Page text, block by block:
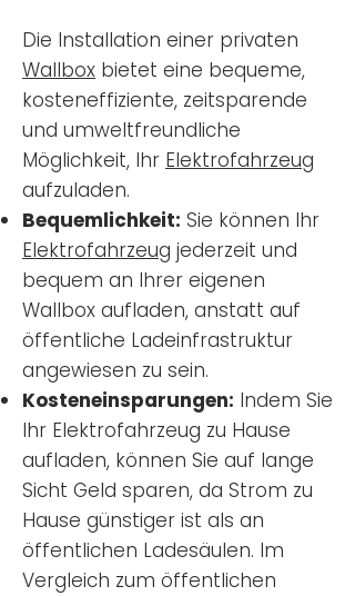
Die Installation einer privaten
Wallbox bietet eine bequeme,
kosteneffiziente, zeitsparende
und umweltfreundliche
Möglichkeit, Ihr Elektrofahrzeug
aufzuladen.
Bequemlichkeit: Sie können Ihr
Elektrofahrzeug jederzeit und
bequem an Ihrer eigenen
Wallbox aufladen, anstatt auf
öffentliche Ladeinfrastruktur
angewiesen zu sein.
Kosteneinsparungen: Indem Sie
Ihr Elektrofahrzeug zu Hause
aufladen, können Sie auf lange
Sicht Geld sparen, da Strom zu
Hause günstiger ist als an
öffentlichen Ladesäulen. Im
Vergleich zum öffentlichen